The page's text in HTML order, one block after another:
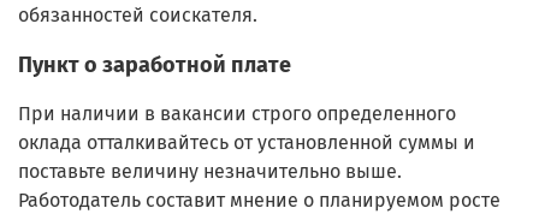
обязанностей соискателя.
Пункт о заработной плате
При наличии в вакансии строго определенного
оклада отталкивайтесь от установленной суммы и
поставьте величину незначительно выше.
Работодатель составит мнение о планируемом росте